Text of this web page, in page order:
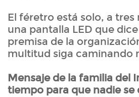
El féretro está solo, a
una pantalla LED que
premisa de la
multitud siga caminando
Mensaje de la familia del
tiempo para que nadie se